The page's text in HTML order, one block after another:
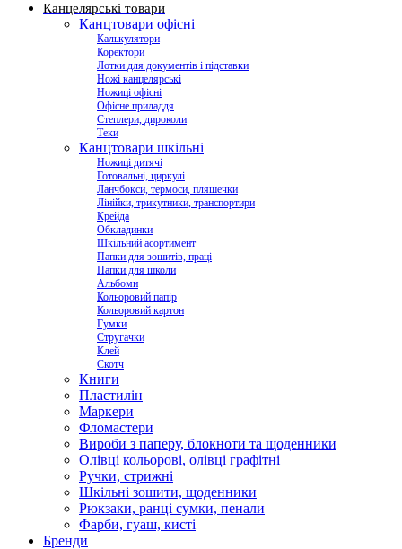
Канцелярські товари
Канцтовари офісні
Калькулятори
Коректори
Лотки для документів і підставки
Ножі канцелярські
Ножиці офісні
Офісне приладдя
Степлери, дироколи
Теки
Канцтовари шкільні
Ножиці дитячі
Готовальні, циркулі
Ланчбокси, термоси, пляшечки
Лінійки, трикутники, транспортири
Крейда
Обкладинки
Шкільний асортимент
Папки для зошитів, праці
Папки для школи
Альбоми
Кольоровий папір
Кольоровий картон
Гумки
Стругачки
Клей
Скотч
Книги
Пластилін
Маркери
Фломастери
Вироби з паперу, блокноти та щоденники
Олівці кольорові, олівці графітні
Ручки, стрижні
Шкільні зошити, щоденники
Рюкзаки, ранці сумки, пенали
Фарби, гуаш, кисті
Бренди